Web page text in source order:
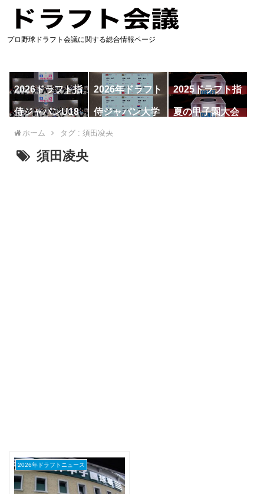
プロ野球ドラフト会議に関する総合情報ページ
2026ドラフト指
名予想
2026年ドラフト
候補
2025ドラフト指
名一覧
侍ジャパンU18
代表
侍ジャパン大学
代表
夏の甲子園大会
ホーム タグ : 須田凌央
須田凌央
2026年ドラフトニュース